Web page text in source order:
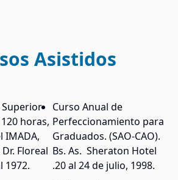
Asistidos
Superior
horas,
IMADA,
Floreal
1972.
Curso Anual de
Perfeccionamiento para
Graduados. (SAO-CAO).
Bs. As. Sheraton Hotel
.20 al 24 de julio, 1998.